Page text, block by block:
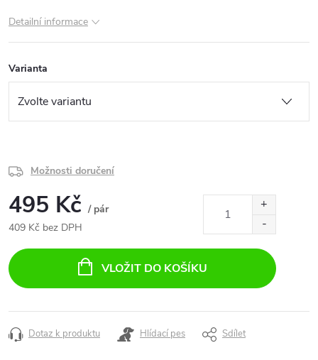
Detailní informace
Varianta
Možnosti doručení
495 Kč / pár
409 Kč bez DPH
cena:
VLOŽIT DO KOŠÍKU
Dotaz k produktu Hlídací pes Sdílet